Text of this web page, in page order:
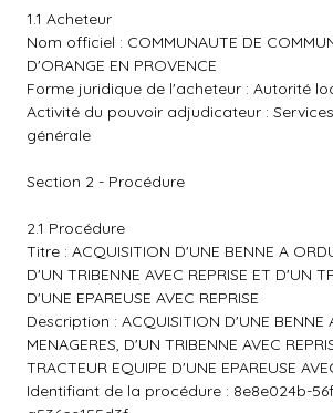
1.1 Acheteur
Nom officiel : COMMUNAUTE DE
D'ORANGE EN PROVENCE
Forme juridique de l'acheteur : Autorité
Activité du pouvoir adjudicateur :
générale
Section 2 - Procédure
2.1 Procédure
Titre : ACQUISITION D'UNE BENNE A
D'UN TRIBENNE AVEC REPRISE ET D'UN
D'UNE EPAREUSE AVEC REPRISE
Description : ACQUISITION D'UNE BENNE
MENAGERES, D'UN TRIBENNE AVEC
TRACTEUR EQUIPE D'UNE EPAREUSE
Identifiant de la procédure : 8e8e024b-